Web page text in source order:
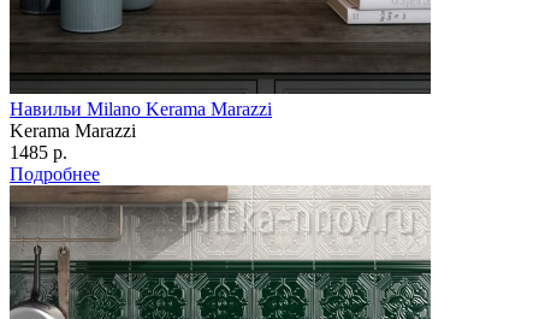
Навильи Milano Kerama Marazzi
Kerama Marazzi
1485 р.
Подробнее